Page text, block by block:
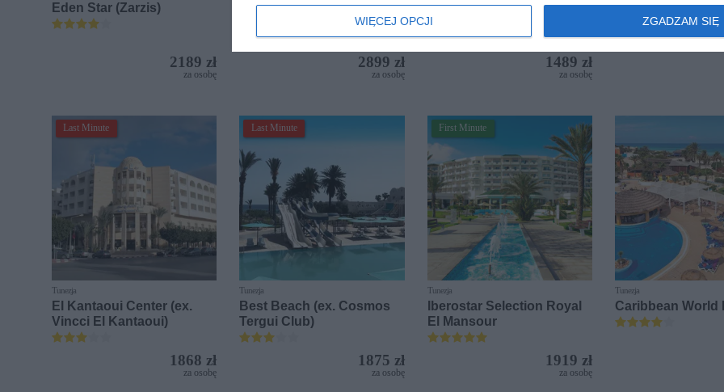
WIĘCEJ OPCJI ZGADZAM SIĘ
Eden Star (Zarzis)
2189 zł
za osobę
Zephir & Spa
2899 zł
za osobę
Mahmoud
1489 zł
za osobę
Le Hammamet
(ex. Otium Park Le
Hammamet)
Last Minute
Tunezja
El Kantaoui Center (ex.
Vincci El Kantaoui)
1868 zł
za osobę
Last Minute
Tunezja
Best Beach (ex. Cosmos
Tergui Club)
1875 zł
za osobę
First Minute
Tunezja
Iberostar Selection Royal
El Mansour
1919 zł
za osobę
Tunezja
Caribbean World